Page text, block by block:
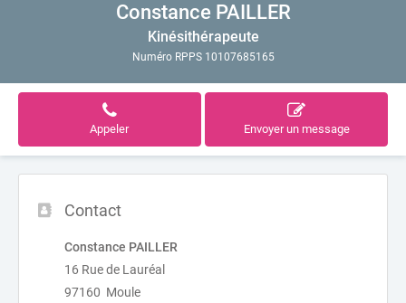
Constance PAILLER
Kinésithérapeute
Numéro RPPS 10107685165
Appeler Envoyer un message
Contact
Constance PAILLER
16 Rue de Lauréal
97160 Moule